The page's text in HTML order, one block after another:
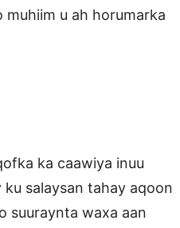
u ah horumarka
ka caawiya inuu
salaysan tahay aqoon
suuraynta waxa aan